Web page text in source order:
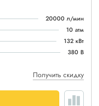
20000 л/мин
10 атм
132 кВт
380 В
Получить скидку